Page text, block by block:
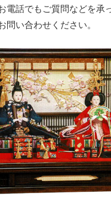
電話でもご質問などを承
問い合わせください。